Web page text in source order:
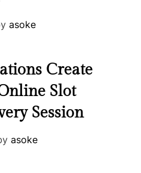
asoke
Create
Slot
Session
asoke